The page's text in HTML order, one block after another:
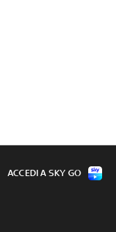
ACCEDI A SKY GO